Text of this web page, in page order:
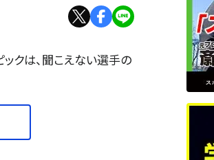
クは、聞こえない選手の